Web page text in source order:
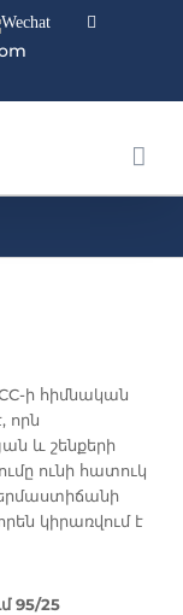
ի հիմնական
որն
և շենքերի
ունի հատուկ
կիրառվում է
95/25